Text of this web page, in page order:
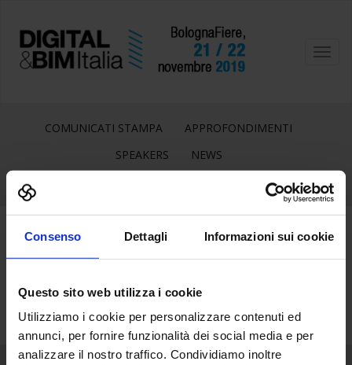
Consenso Dettagli Informazioni sui cookie
Questo sito web utilizza i cookie
Utilizziamo i cookie per personalizzare contenuti ed
annunci, per fornire funzionalità dei social media e per
analizzare il nostro traffico. Condividiamo inoltre
COMUNICATI STAMPA
APPROFONDIMENTI
SPEAKERS
NEWS